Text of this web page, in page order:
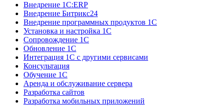
Внедрение 1С:ERP
Внедрение Битрикс24
Внедрение программных продуктов 1С
Установка и настройка 1С
Сопровождение 1С
Обновление 1С
Интеграция 1С с другими сервисами
Консультация
Обучение 1С
Аренда и обслуживание сервера
Разработка сайтов
Разработка мобильных приложений